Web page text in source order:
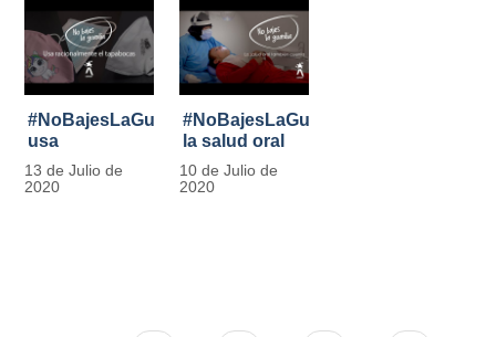
#NoBajesLaGuardia:
usa
racionalmente
el tapabocas
13 de Julio de
2020
#NoBajesLaGuardia:
la salud oral
también
cuenta
10 de Julio de
2020